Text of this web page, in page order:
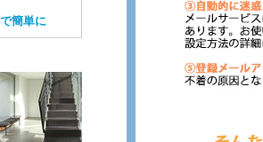
簡単に
し用水
始致し
らか